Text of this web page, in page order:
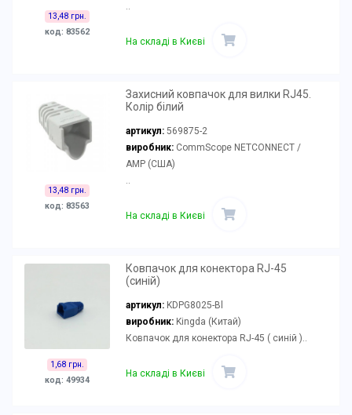
13,48 грн.
код: 83562
..
На складі в Києві
13,48 грн.
код: 83563
Захисний ковпачок для вилки RJ45.
Колір білий
артикул: 569875-2
виробник:CommScope NETCONNECT /
AMP (США)
..
На складі в Києві
1,68 грн.
код: 49934
Ковпачок для конектора RJ-45
(синій)
артикул: KDPG8025-Bl
виробник:Kingda (Китай)
Ковпачок для конектора RJ-45 ( синій )..
На складі в Києві